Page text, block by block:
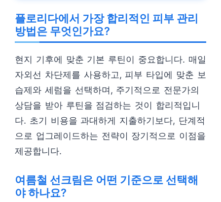
플로리다에서 가장 합리적인 피부 관리
방법은 무엇인가요?
현지 기후에 맞춘 기본 루틴이 중요합니다. 매일
자외선 차단제를 사용하고, 피부 타입에 맞춘 보
습제와 세럼을 선택하며, 주기적으로 전문가의
상담을 받아 루틴을 점검하는 것이 합리적입니
다. 초기 비용을 과대하게 지출하기보다, 단계적
으로 업그레이드하는 전략이 장기적으로 이점을
제공합니다.
여름철 선크림은 어떤 기준으로 선택해
야 하나요?